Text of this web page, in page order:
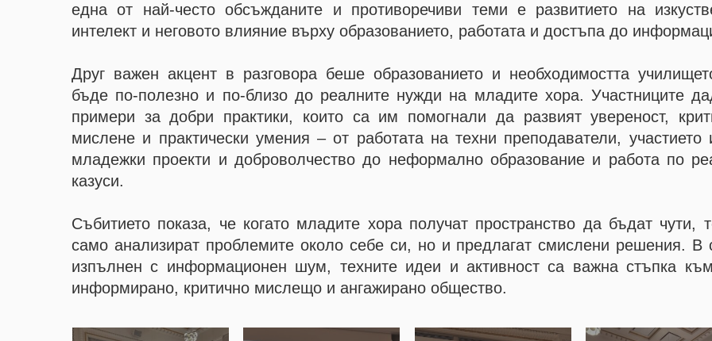
една от най-често обсъжданите и противоречиви теми е развитието на
интелект и неговото влияние върху образованието, работата и достъпа до
Друг важен акцент в разговора беше образованието и необходимостта
бъде по-полезно и по-близо до реалните нужди на младите хора. Участниците
примери за добри практики, които са им помогнали да развият увереност,
мислене и практически умения – от работата на техни преподаватели,
младежки проекти и доброволчество до неформално образование и работа по
казуси.
Събитието показа, че когато младите хора получат пространство да бъдат чути,
само анализират проблемите около себе си, но и предлагат смислени решения. В
изпълнен с информационен шум, техните идеи и активност са важна стъпка
информирано, критично мислещо и ангажирано общество.